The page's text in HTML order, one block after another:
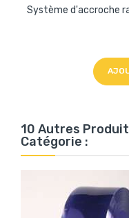
Système d'accroche
10 Autres
Catégorie :